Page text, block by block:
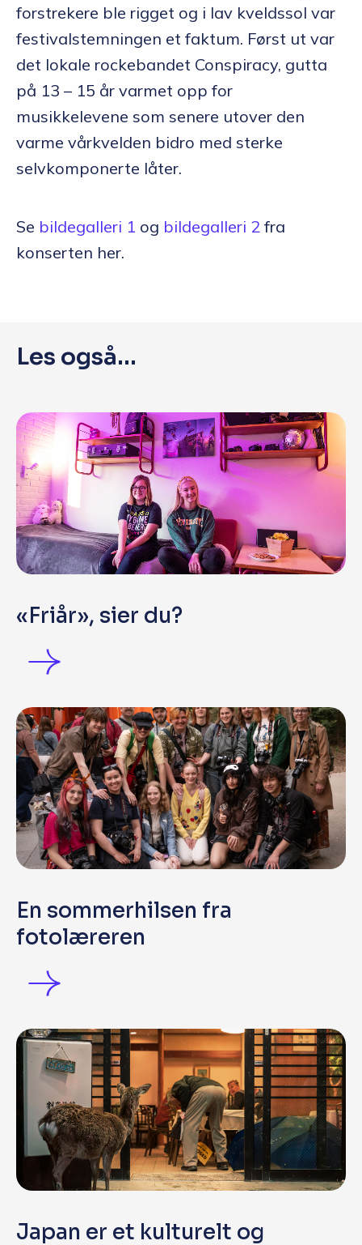
forstrekere ble rigget og i lav kveldssol var
festivalstemningen et faktum. Først ut var
det lokale rockebandet Conspiracy, gutta
på 13 – 15 år varmet opp for
musikkelevene som senere utover den
varme vårkvelden bidro med sterke
selvkomponerte låter.
Se bildegalleri 1 og bildegalleri 2 fra
konserten her.
Les også...
«Friår», sier du?
En sommerhilsen fra
fotolæreren
Japan er et kulturelt og